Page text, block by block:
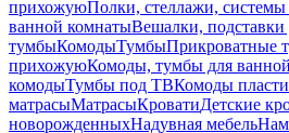
прихожуюПолки, стеллажи, системы
ванной комнатыВешалки, подставки
тумбыКомодыТумбыПрикроватные
прихожуюКомоды, тумбы для ванной
комодыТумбы под ТВКомоды
матрасыМатрасыКроватиДетские
новорожденныхНадувная мебель